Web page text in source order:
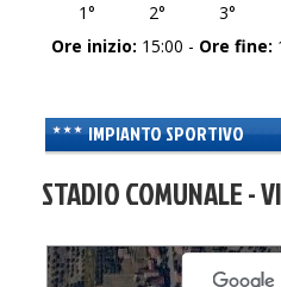
1°
2° 3°
Ore inizio: 15:00 - Ore fine:
IMPIANTO SPORTIVO
STADIO COMUNALE -